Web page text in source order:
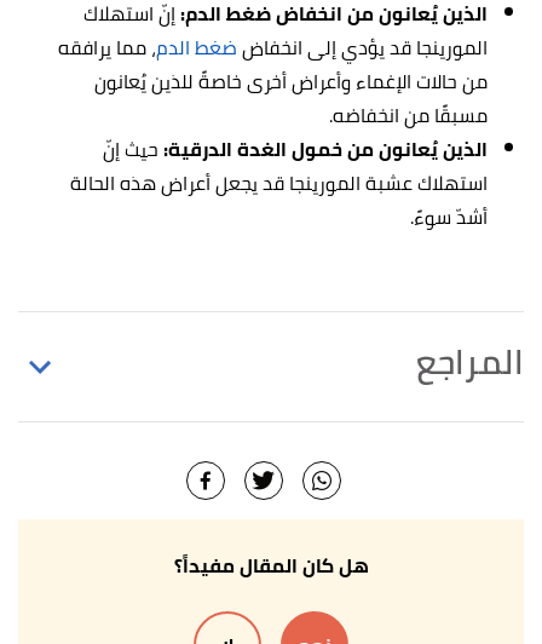
الذين يُعانون من انخفاض ضغط الدم:إنّ استهلاك
المورينجا قد يؤدي إلى انخفاضضغط الدم، مما يرافقه
من حالات الإغماء وأعراض أخرى خاصةً للذين يُعانون
مسبقًا من انخفاضه.
الذين يُعانون من خمول الغدة الدرقية:حيث إنّ
استهلاك عشبة المورينجا قد يجعل أعراض هذه الحالة
أشدّ سوءً.
المراجع
↑
Melinda Ratini (17/5/2019),"Health Benefits of
,webmd, Retrieved 10/5/2021. Edited.
Armando Stuart,
facts sheet/moringa.html
هل كان المقال مفيداً؟